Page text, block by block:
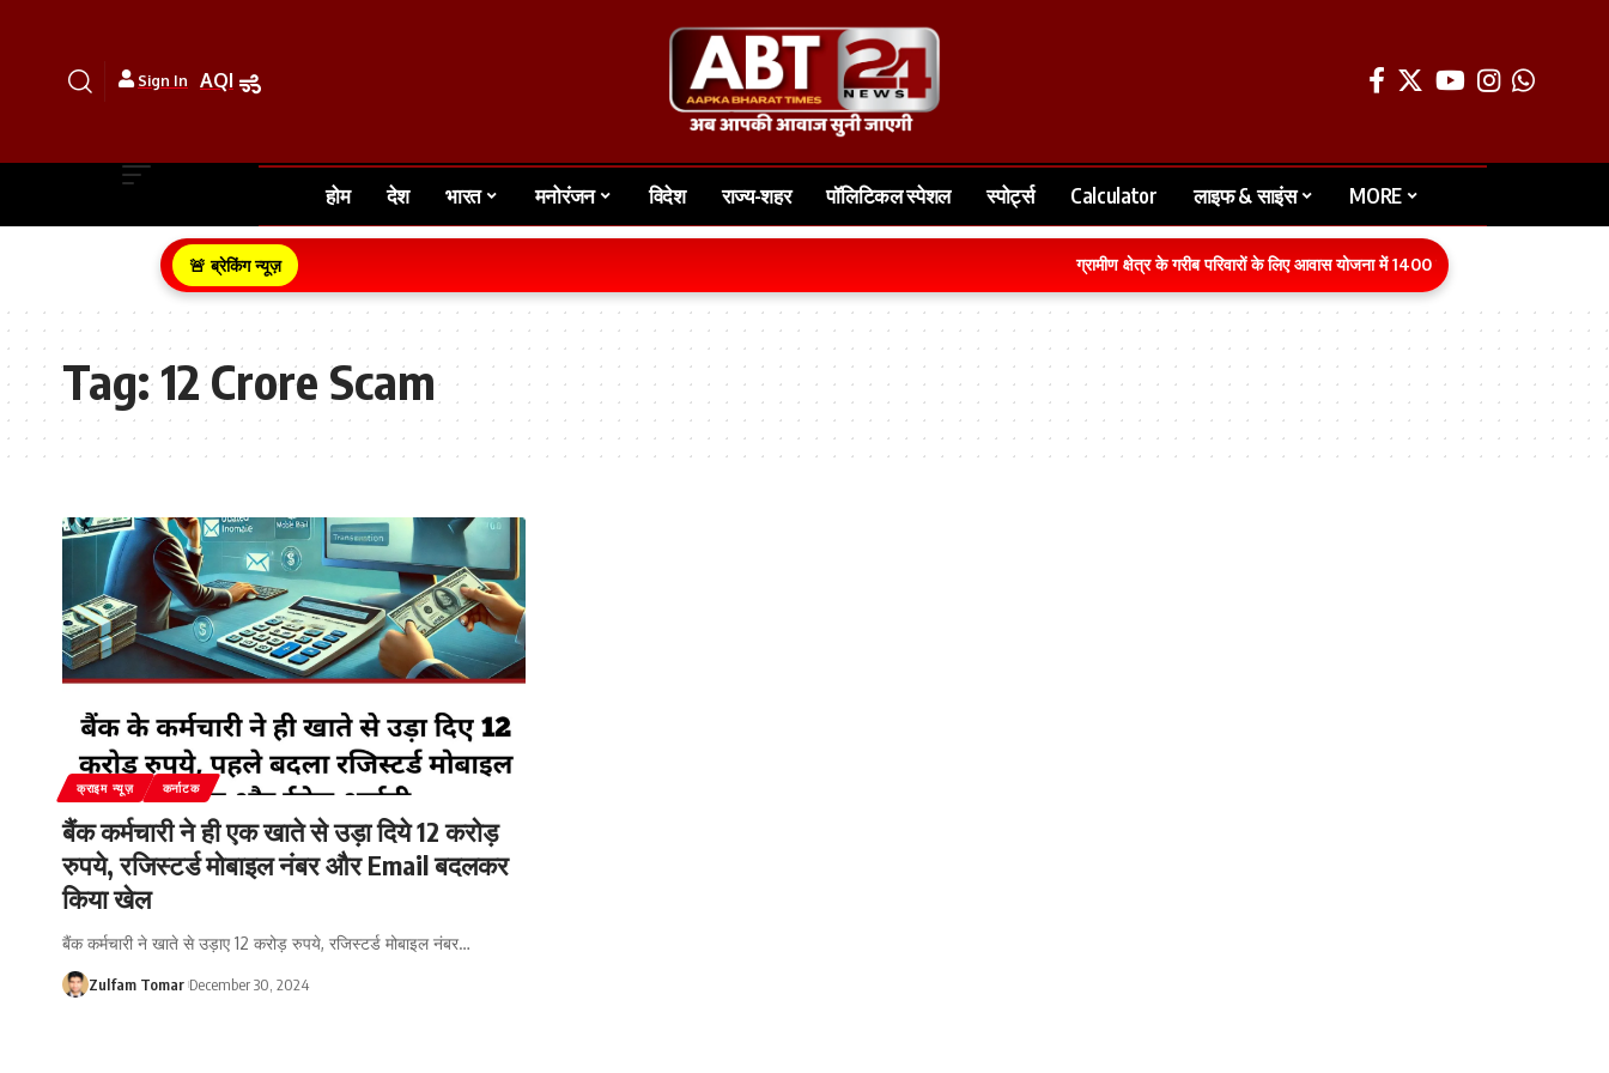
Sign In AQI
होम देश भारत मनोरंजन विदेश राज्य-शहर पॉलिटिकल स्पेशल स्पोर्ट्स Calculator लाइफ & साइंस MORE
🚨 ब्रेकिंग न्यूज़ ग्रामीण क्षेत्र के गरीब परिवारों के लिए आवास योजना में 1400 करोड़ रुपये का बजट वित्तीय
Tag:12 Crore Scam
क्राइम न्यूज़ कर्नाटक
बैंक कर्मचारी ने ही एक खाते से उड़ा दिये 12 करोड़
रुपये, रजिस्टर्ड मोबाइल नंबर और Email बदलकर
किया खेल
बैंक कर्मचारी ने खाते से उड़ाए 12 करोड़ रुपये, रजिस्टर्ड मोबाइल नंबर…
Zulfam Tomar December 30, 2024